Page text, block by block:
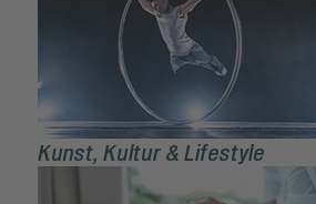
Kunst, Kultur & Lifestyle